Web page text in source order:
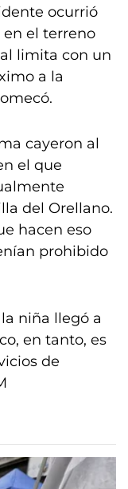
ocurrió
el terreno
limita con un
a la
cayeron al
el que
del Orellano.
hacen eso
prohibido
niña llegó a
en tanto, es
de